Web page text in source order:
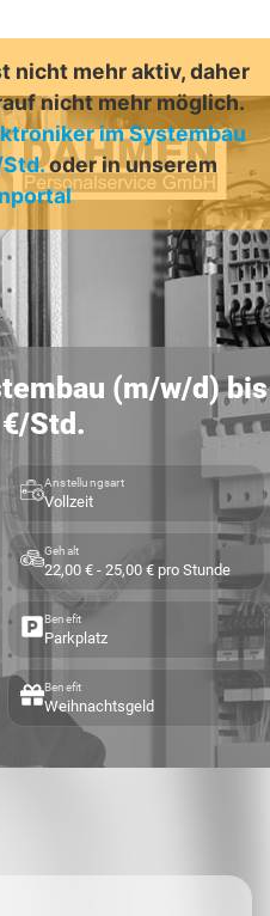
nicht mehr aktiv, daher
nicht mehr möglich.
im Systembau
oder in unserem
(m/w/d) bis
Std.
Anstellungsart
Vollzeit
Gehalt
22,00 € - 25,00 € pro Stunde
Benefit
Parkplatz
Benefit
Weihnachtsgeld